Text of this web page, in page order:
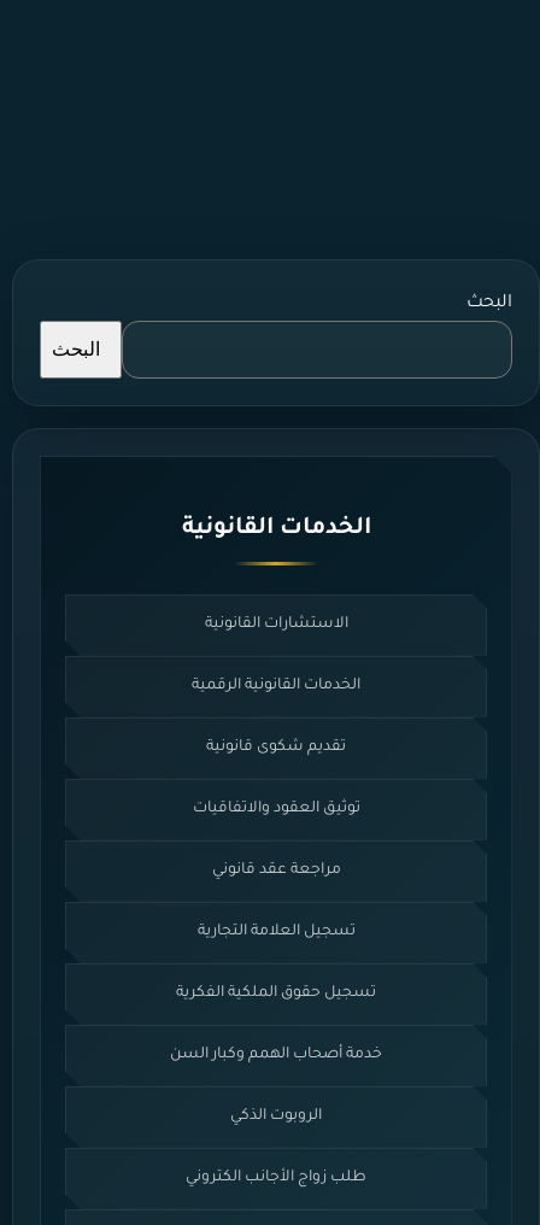
البحث
البحث
الخدمات القانونية
الاستشارات القانونية
الخدمات القانونية الرقمية
تقديم شكوى قانونية
توثيق العقود والاتفاقيات
مراجعة عقد قانوني
تسجيل العلامة التجارية
تسجيل حقوق الملكية الفكرية
خدمة أصحاب الهمم وكبار السن
الروبوت الذكي
طلب زواج الأجانب الكتروني